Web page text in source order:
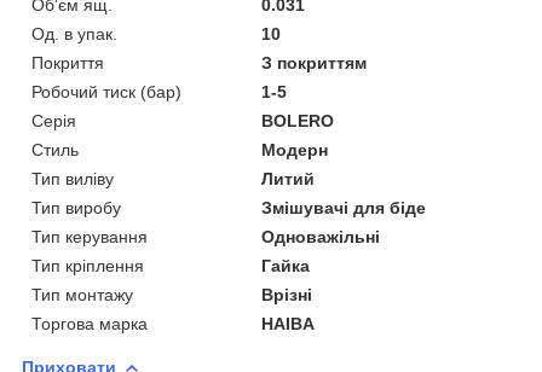
Об'єм ящ.
0.031
Од. в упак.
10
Покриття
З покриттям
Робочий тиск (бар)
1-5
Серія
BOLERO
Стиль
Модерн
Тип виліву
Литий
Тип виробу
Змішувачі для біде
Тип керування
Одноважільні
Тип кріплення
Гайка
Тип монтажу
Врізні
Торгова марка
HAIBA
Приховати